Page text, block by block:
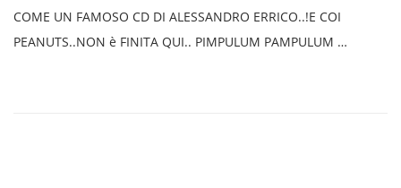
COME UN FAMOSO CD DI ALESSANDRO ERRICO..!E COI
PEANUTS..NON è FINITA QUI.. PIMPULUM PAMPULUM …